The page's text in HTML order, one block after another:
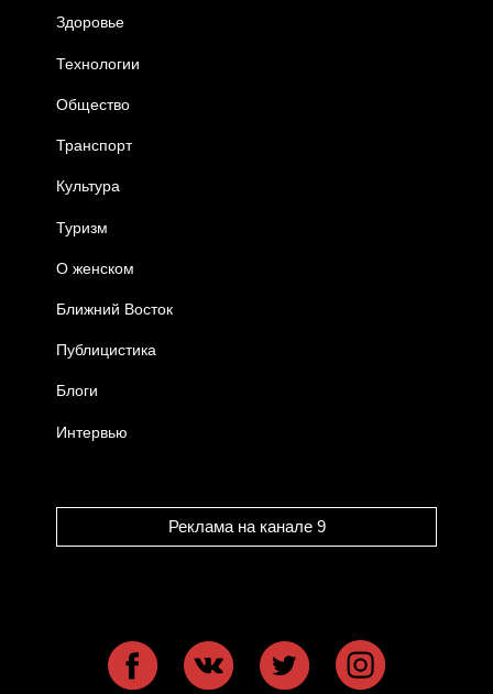
Здоровье
Технологии
Общество
Транспорт
Культура
Туризм
О женском
Ближний Восток
Публицистика
Блоги
Интервью
Реклама на канале 9